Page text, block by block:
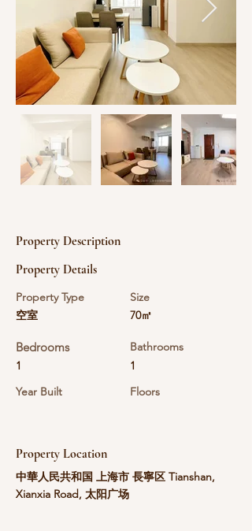
Property Description
Property Details
Property Type
空室
Bedrooms
1
Year Built
Size
70㎡
Bathrooms
1
Floors
Property Location
中華人民共和国 上海市 長寧区 Tianshan,
Xianxia Road, 太阳广场